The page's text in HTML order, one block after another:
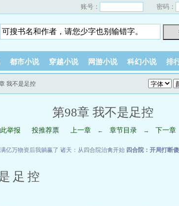
账号： 密码：
都市小说 穿越小说 网游小说 科幻小说 排
我不是足控
第98章 我不是足控
举报 投推荐票 上一章 ← 章节目录 → 下一章
亿万物资后我躺赢了 诸天：从四合院治禽开始 四合院：开局打断
足控